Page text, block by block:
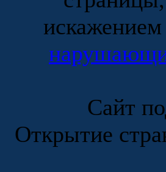
искажением
Сайт
Открытие